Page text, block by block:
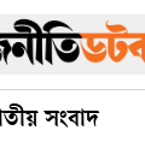
সংবাদ